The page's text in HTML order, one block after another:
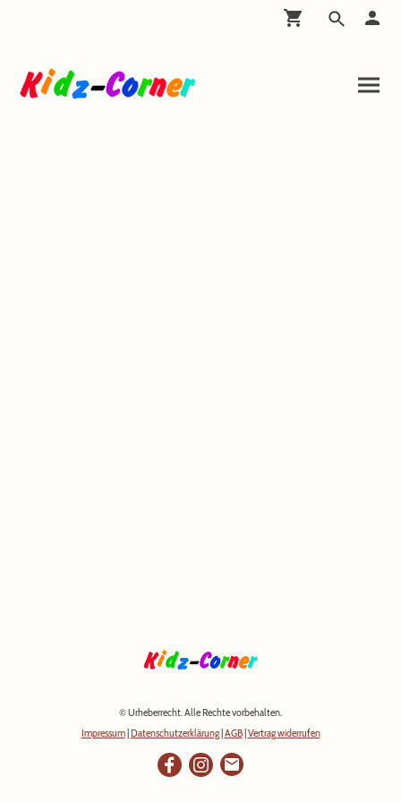
© Urheberrecht. Alle Rechte vorbehalten.
Impressum| Datenschutzerklärung| AGB| Vertrag widerrufen